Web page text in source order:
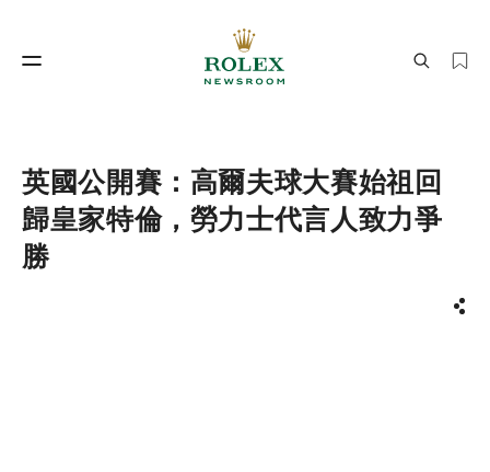
英國公開賽：高爾夫球大賽始祖回
歸皇家特倫，勞力士代言人致力爭
勝